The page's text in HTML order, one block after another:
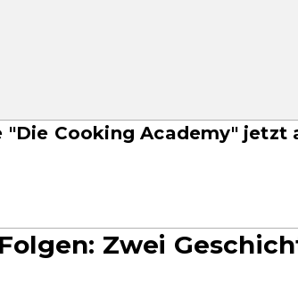
"Die Cooking Academy" jetzt
Zwei